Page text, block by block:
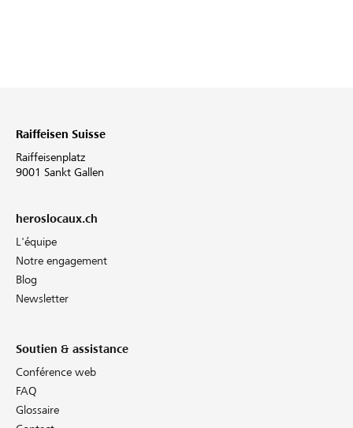
Raiffeisen Suisse
Raiffeisenplatz
9001 Sankt Gallen
heroslocaux.ch
L'équipe
Notre engagement
Blog
Newsletter
Soutien & assistance
Conférence web
FAQ
Glossaire